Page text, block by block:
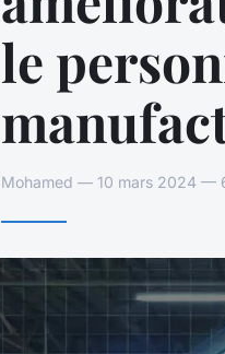
le
Mohamed — 10 mars 2024 —